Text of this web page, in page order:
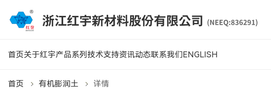
首页关于红宇产品系列 技术支持资讯动态联系我们ENGLISH
首页 有机膨润土 详情